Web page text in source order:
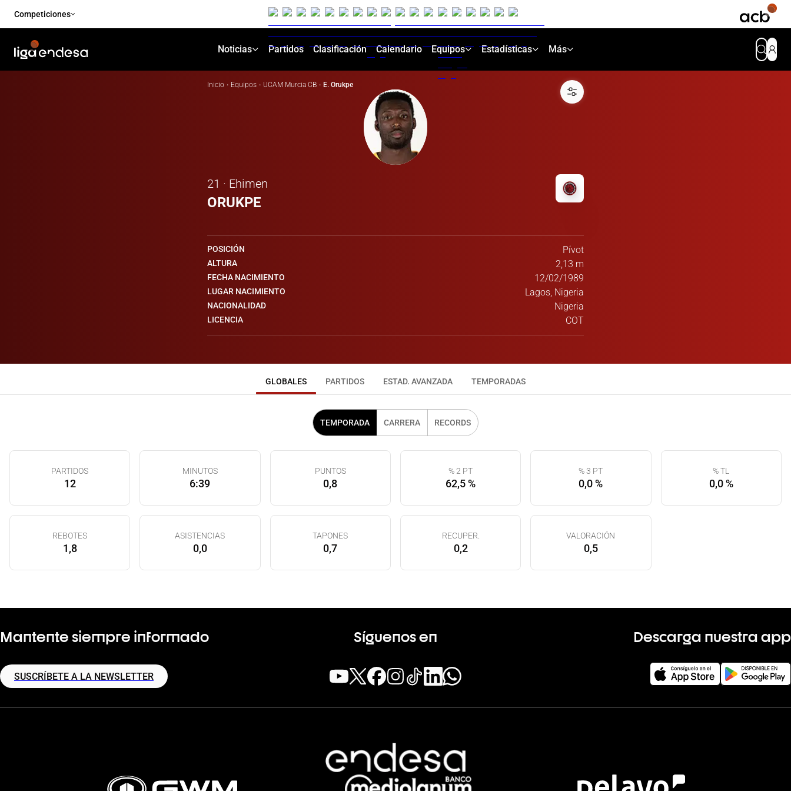
Competiciones
Noticias Partidos Clasificación Calendario Equipos Estadísticas Más
Inicio · Equipos · UCAM Murcia CB · E. Orukpe
21 · Ehimen
ORUKPE
POSICIÓN Pívot
ALTURA 2,13 m
FECHA NACIMIENTO 12/02/1989
LUGAR NACIMIENTO Lagos, Nigeria
NACIONALIDAD Nigeria
LICENCIA COT
GLOBALES PARTIDOS ESTAD. AVANZADA TEMPORADAS
TEMPORADA CARRERA RECORDS
PARTIDOS
12
MINUTOS
6:39
PUNTOS
0,8
% 2 PT
62,5 %
% 3 PT
0,0 %
% TL
0,0 %
REBOTES
1,8
ASISTENCIAS
0,0
TAPONES
0,7
RECUPER.
0,2
VALORACIÓN
0,5
Mantente siempre informado
SUSCRÍBETE A LA NEWSLETTER
Síguenos en Descarga nuestra app